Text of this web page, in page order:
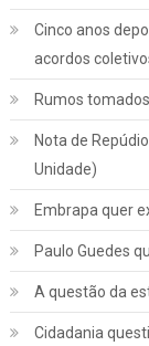
Cinco anos
acordos
Rumos
Nota de
Unidade)
Embrapa quer
Paulo Guedes
A questão da
Cidadania